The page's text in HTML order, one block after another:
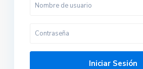
Iniciar Sesión